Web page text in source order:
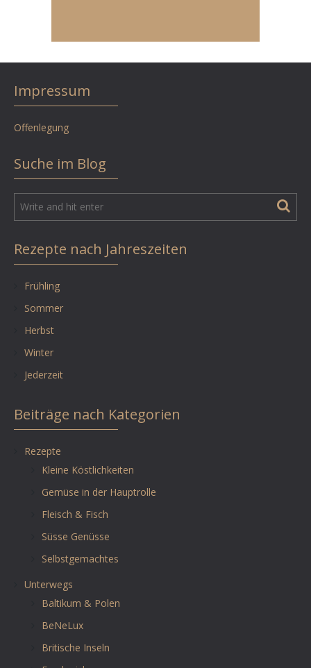
Impressum
Offenlegung
Suche im Blog
Rezepte nach Jahreszeiten
Frühling
Sommer
Herbst
Winter
Jederzeit
Beiträge nach Kategorien
Rezepte
Kleine Köstlichkeiten
Gemüse in der Hauptrolle
Fleisch & Fisch
Süsse Genüsse
Selbstgemachtes
Unterwegs
Baltikum & Polen
BeNeLux
Britische Inseln